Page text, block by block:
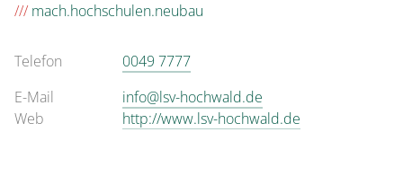
/// mach.hochschulen.neubau
Telefon
0049 7777
E-Mail
info@lsv-hochwald.de
Web
http://www.lsv-hochwald.de